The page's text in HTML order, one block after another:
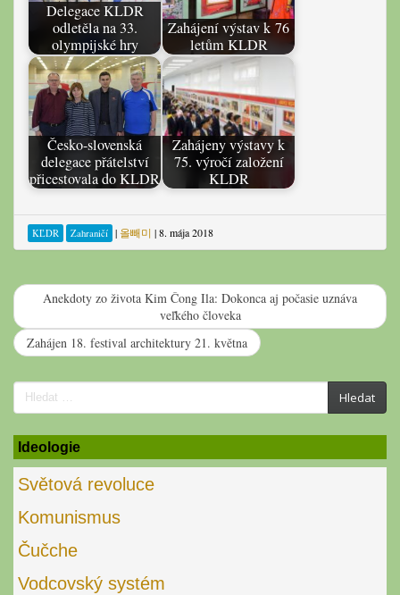
Delegace KLDR
odletěla na 33.
olympijské hry
Zahájení výstav k 76
letům KLDR
Česko-slovenská
delegace přátelství
přicestovala do KLDR
Zahájeny výstavy k
75. výročí založení
KLDR
KĽDR Zahraničí | 올빼미 |8. mája 2018
Anekdoty zo života Kim Čong Ila: Dokonca aj počasie uznáva
veľkého človeka
Zahájen 18. festival architektury 21. května
Search
for:
Hledat
Ideologie
Světová revoluce
Komunismus
Čučche
Vodcovský systém